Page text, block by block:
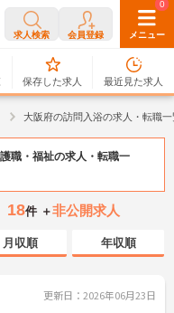
求人検索 会員登録 メニュー
0
保存した求人
0
最近見た求人
大阪府の訪問入浴の求人・転職一
職・福祉の求人・転職一
18件 ＋非公開求人
月収順 年収順
更新日：2026年06月23日